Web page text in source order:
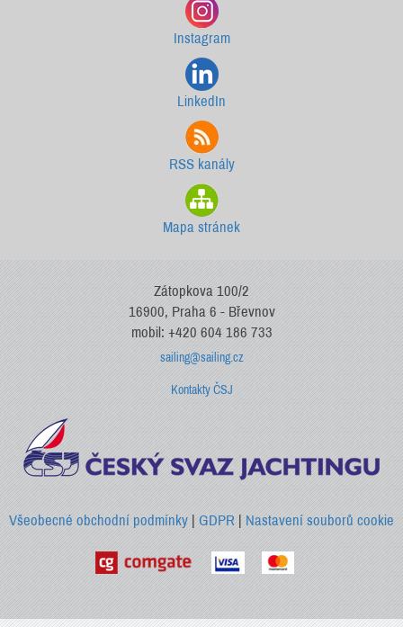
Instagram
LinkedIn
RSS kanály
Mapa stránek
Zátopkova 100/2
16900, Praha 6 - Břevnov
mobil: +420 604 186 733
sailing@sailing.cz
Kontakty ČSJ
Všeobecné obchodní podmínky |GDPR |Nastavení souborů cookie